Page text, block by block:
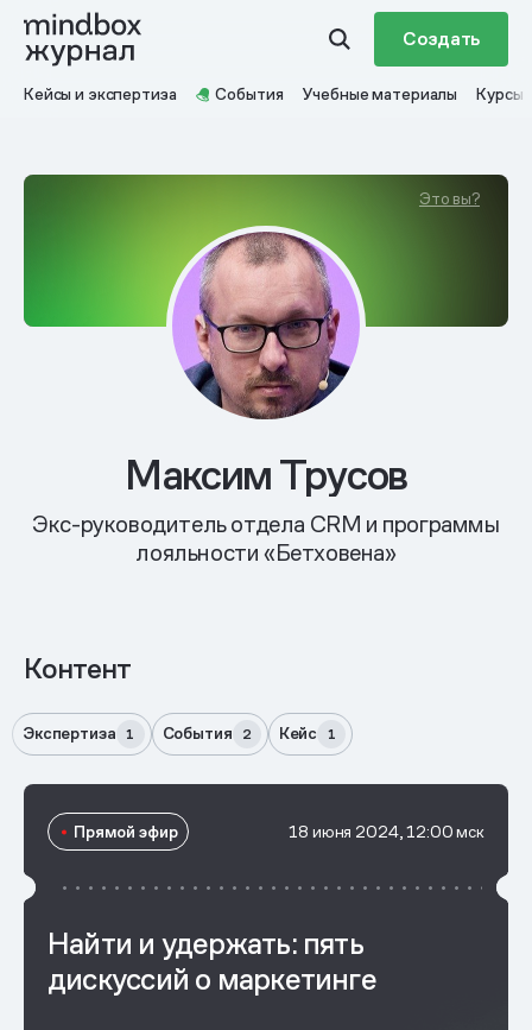
Создать
Кейсы и экспертиза События Учебные материалы Курсы
Это вы?
Максим Трусов
Экс-руководитель отдела CRM и программы
лояльности «Бетховена»
Контент
Экспертиза 1 События 2 Кейс 1
Прямой эфир 18 июня 2024, 12:00 мск
Найти и удержать: пять
дискуссий о маркетинге